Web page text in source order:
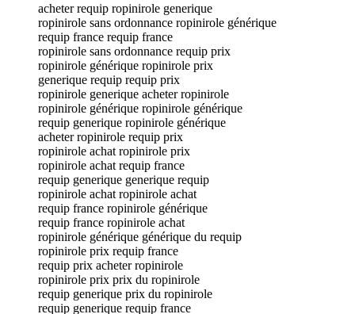
acheter requip ropinirole generique
ropinirole sans ordonnance ropinirole générique
requip france requip france
ropinirole sans ordonnance requip prix
ropinirole générique ropinirole prix
generique requip requip prix
ropinirole generique acheter ropinirole
ropinirole générique ropinirole générique
requip generique ropinirole générique
acheter ropinirole requip prix
ropinirole achat ropinirole prix
ropinirole achat requip france
requip generique generique requip
ropinirole achat ropinirole achat
requip france ropinirole générique
requip france ropinirole achat
ropinirole générique générique du requip
ropinirole prix requip france
requip prix acheter ropinirole
ropinirole prix prix du ropinirole
requip generique prix du ropinirole
requip generique requip france